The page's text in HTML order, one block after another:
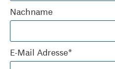
Nachname
E-Mail Adresse*